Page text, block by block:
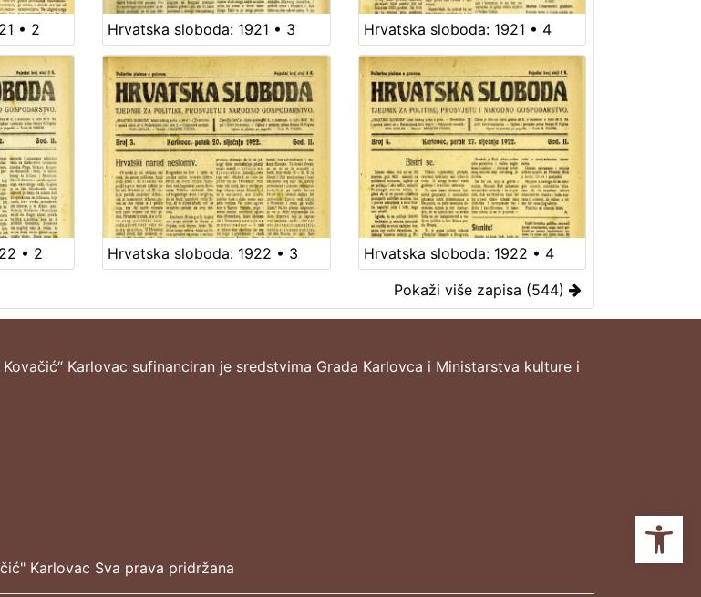
• 2 Hrvatska sloboda: 1921 • 3 Hrvatska sloboda: 1921 • 4
• 2 Hrvatska sloboda: 1922 • 3
Hrvatska sloboda: 1922 • 4
Pokaži više zapisa (544)
Karlovac sufinanciran je sredstvima Grada Karlovca i Ministarstva kulture i
Karlovac Sva prava pridržana